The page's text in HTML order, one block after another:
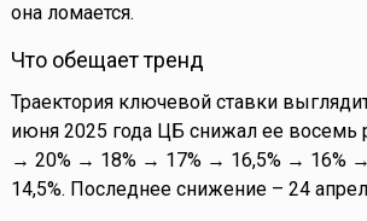
она ломается.
Что обещает тренд
Траектория ключевой ставки
июня 2025 года ЦБ снижал ее восемь
→ 20% → 18% → 17% → 16,5% → 16%
14,5%. Последнее снижение – 24